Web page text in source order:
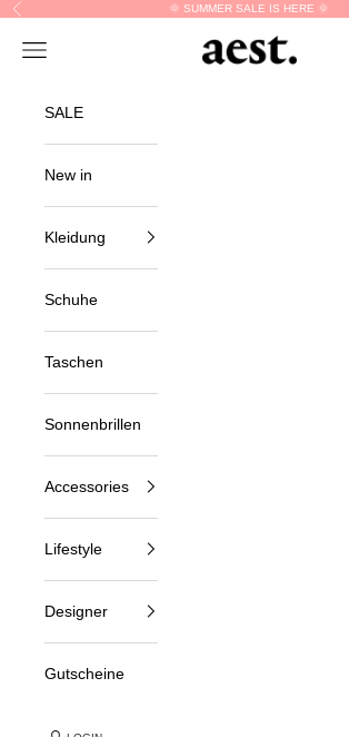
Skip to content
Previous 🌞 SUMMER SALE IS HERE 🌞
aest.
Navigation menu
SALE
New in
Kleidung
Schuhe
Taschen
Sonnenbrillen
Accessories
Lifestyle
Designer
Gutscheine